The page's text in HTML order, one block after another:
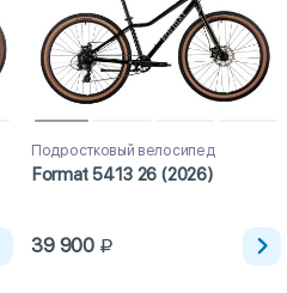
Подростковый велосипед
Format 5413 26 (2026)
39 900